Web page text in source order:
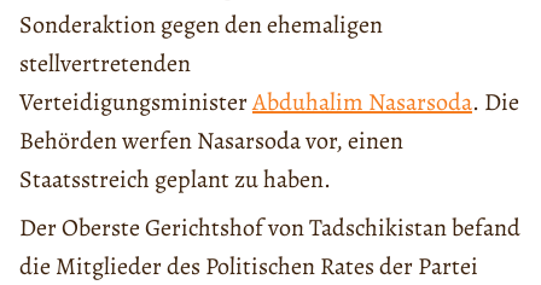
Sonderaktion gegen den ehemaligen
stellvertretenden
VerteidigungsministerAbduhalim Nasarsoda. Die
Behörden werfen Nasarsoda vor, einen
Staatsstreich geplant zu haben.
Der Oberste Gerichtshof von Tadschikistan befand
die Mitglieder des Politischen Rates der Partei